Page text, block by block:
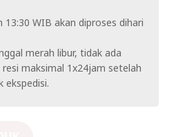
WIB akan diproses dihari
merah libur, tidak ada
maksimal 1x24jam setelah
ekspedisi.